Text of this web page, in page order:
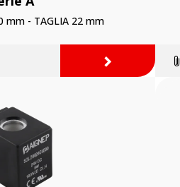
mm - TAGLIA 22 mm
>